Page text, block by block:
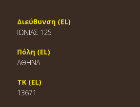
Διεύθυνση (EL)
ΙΩΝΙΑΣ 125
Πόλη (EL)
ΑΘΗΝΑ
ΤΚ (EL)
13671